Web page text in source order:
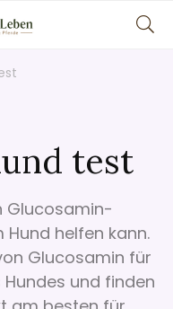
test
Glucosamin-
helfen kann.
Glucosamin für
und finden